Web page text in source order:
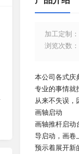
加工定制
：
浏览次数 ：
本公司各式庆
专业的事情就
从来不失误，
画轴启动
画轴推杆启动
导启动，画卷
预示着展开新